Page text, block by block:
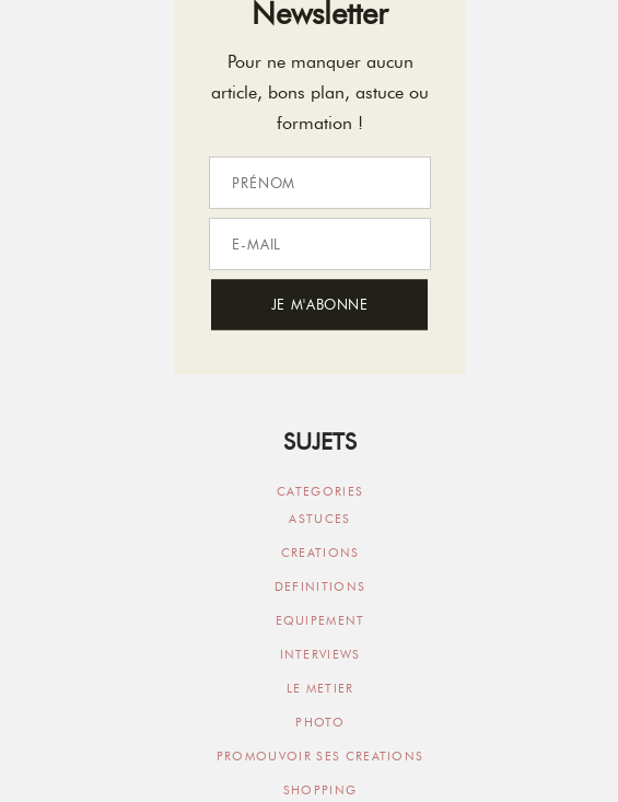
Newsletter
Pour ne manquer aucun
article, bons plan, astuce ou
formation !
SUJETS
CATEGORIES
ASTUCES
CREATIONS
DEFINITIONS
EQUIPEMENT
INTERVIEWS
LE METIER
PHOTO
PROMOUVOIR SES CREATIONS
SHOPPING